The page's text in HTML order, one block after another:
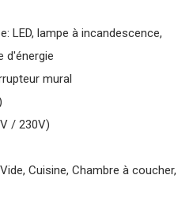
LED, lampe à incandescence,
d'énergie
mural
/ 230V)
Cuisine, Chambre à coucher,